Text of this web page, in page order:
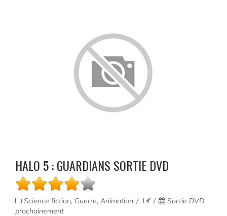
HALO 5 : GUARDIANS SORTIE DVD
Science fiction, Guerre, Animation
Sortie DVD
prochainement